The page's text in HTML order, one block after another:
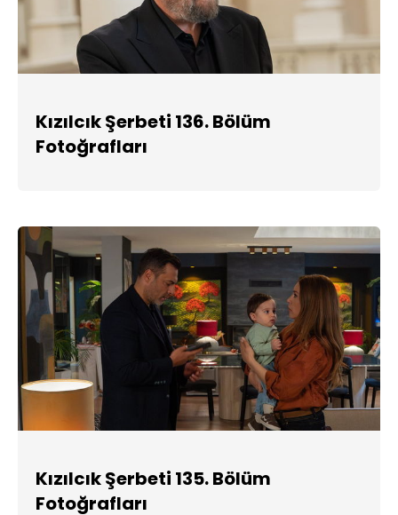
Kızılcık Şerbeti 136. Bölüm
Fotoğrafları
Kızılcık Şerbeti 135. Bölüm
Fotoğrafları